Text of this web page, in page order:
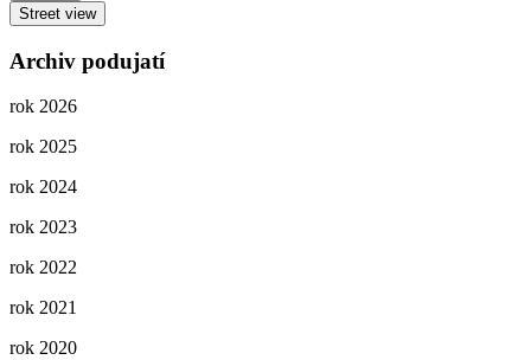
Street view
Archiv podujatí
rok 2026
rok 2025
rok 2024
rok 2023
rok 2022
rok 2021
rok 2020